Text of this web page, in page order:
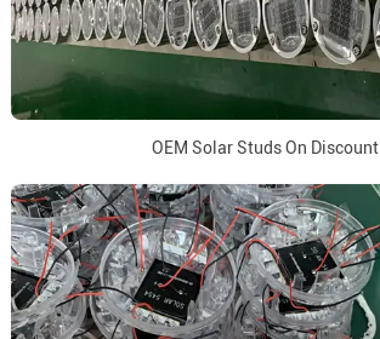
OEM Solar Studs On Discount